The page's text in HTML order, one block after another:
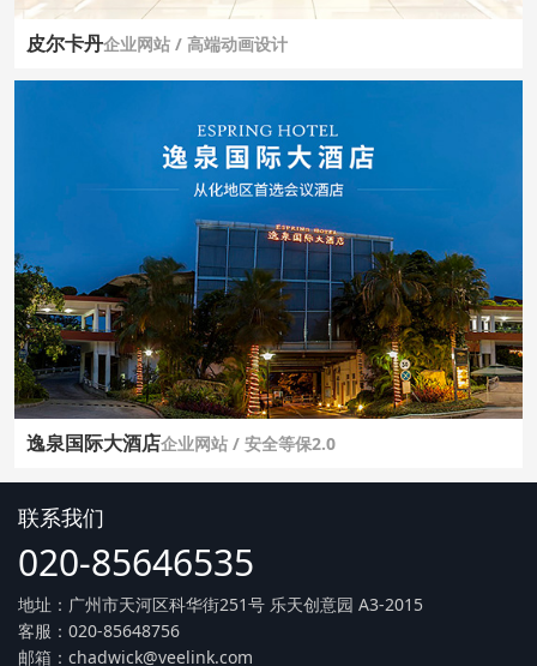
皮尔卡丹企业网站 / 高端动画设计
逸泉国际大酒店企业网站 / 安全等保2.0
联系我们
020-85646535
地址：广州市天河区科华街251号 乐天创意园 A3-2015
客服：020-85648756
邮箱：chadwick@veelink.com